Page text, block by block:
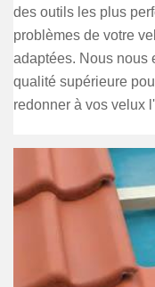
des outils les plus
problèmes de votre
adaptées. Nous nous
qualité supérieure
redonner à vos velux